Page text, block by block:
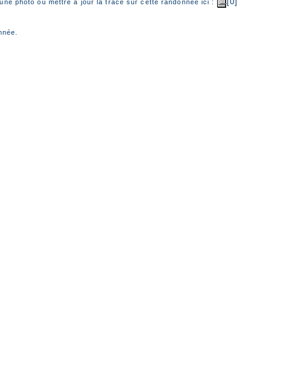
photo ou mettre à jour la trace sur cette randonnée ici :